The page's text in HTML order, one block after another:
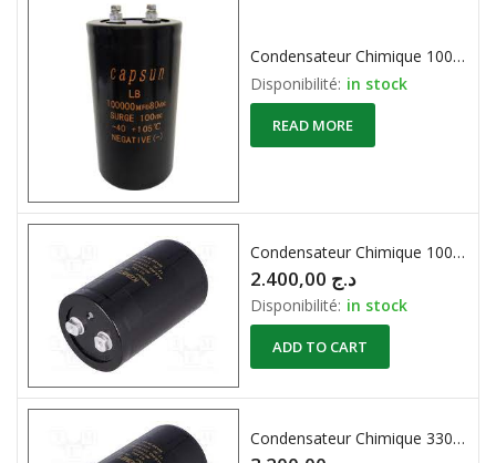
Condensateur Chimique 100000UF / 80V-
Disponibilité: in stock
READ MORE
Condensateur Chimique 10000UF 120VDC
د.ج
Disponibilité: in stock
ADD TO CART
Condensateur Chimique 33000UF 63VDC 15A 100X50mm